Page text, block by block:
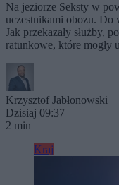
Na jeziorze Seksty w
uczestnikami obozu. Do
Jak przekazały służby,
ratunkowe, które mogły
Krzysztof Jabłonowski
Dzisiaj 09:37
2 min
Kraj